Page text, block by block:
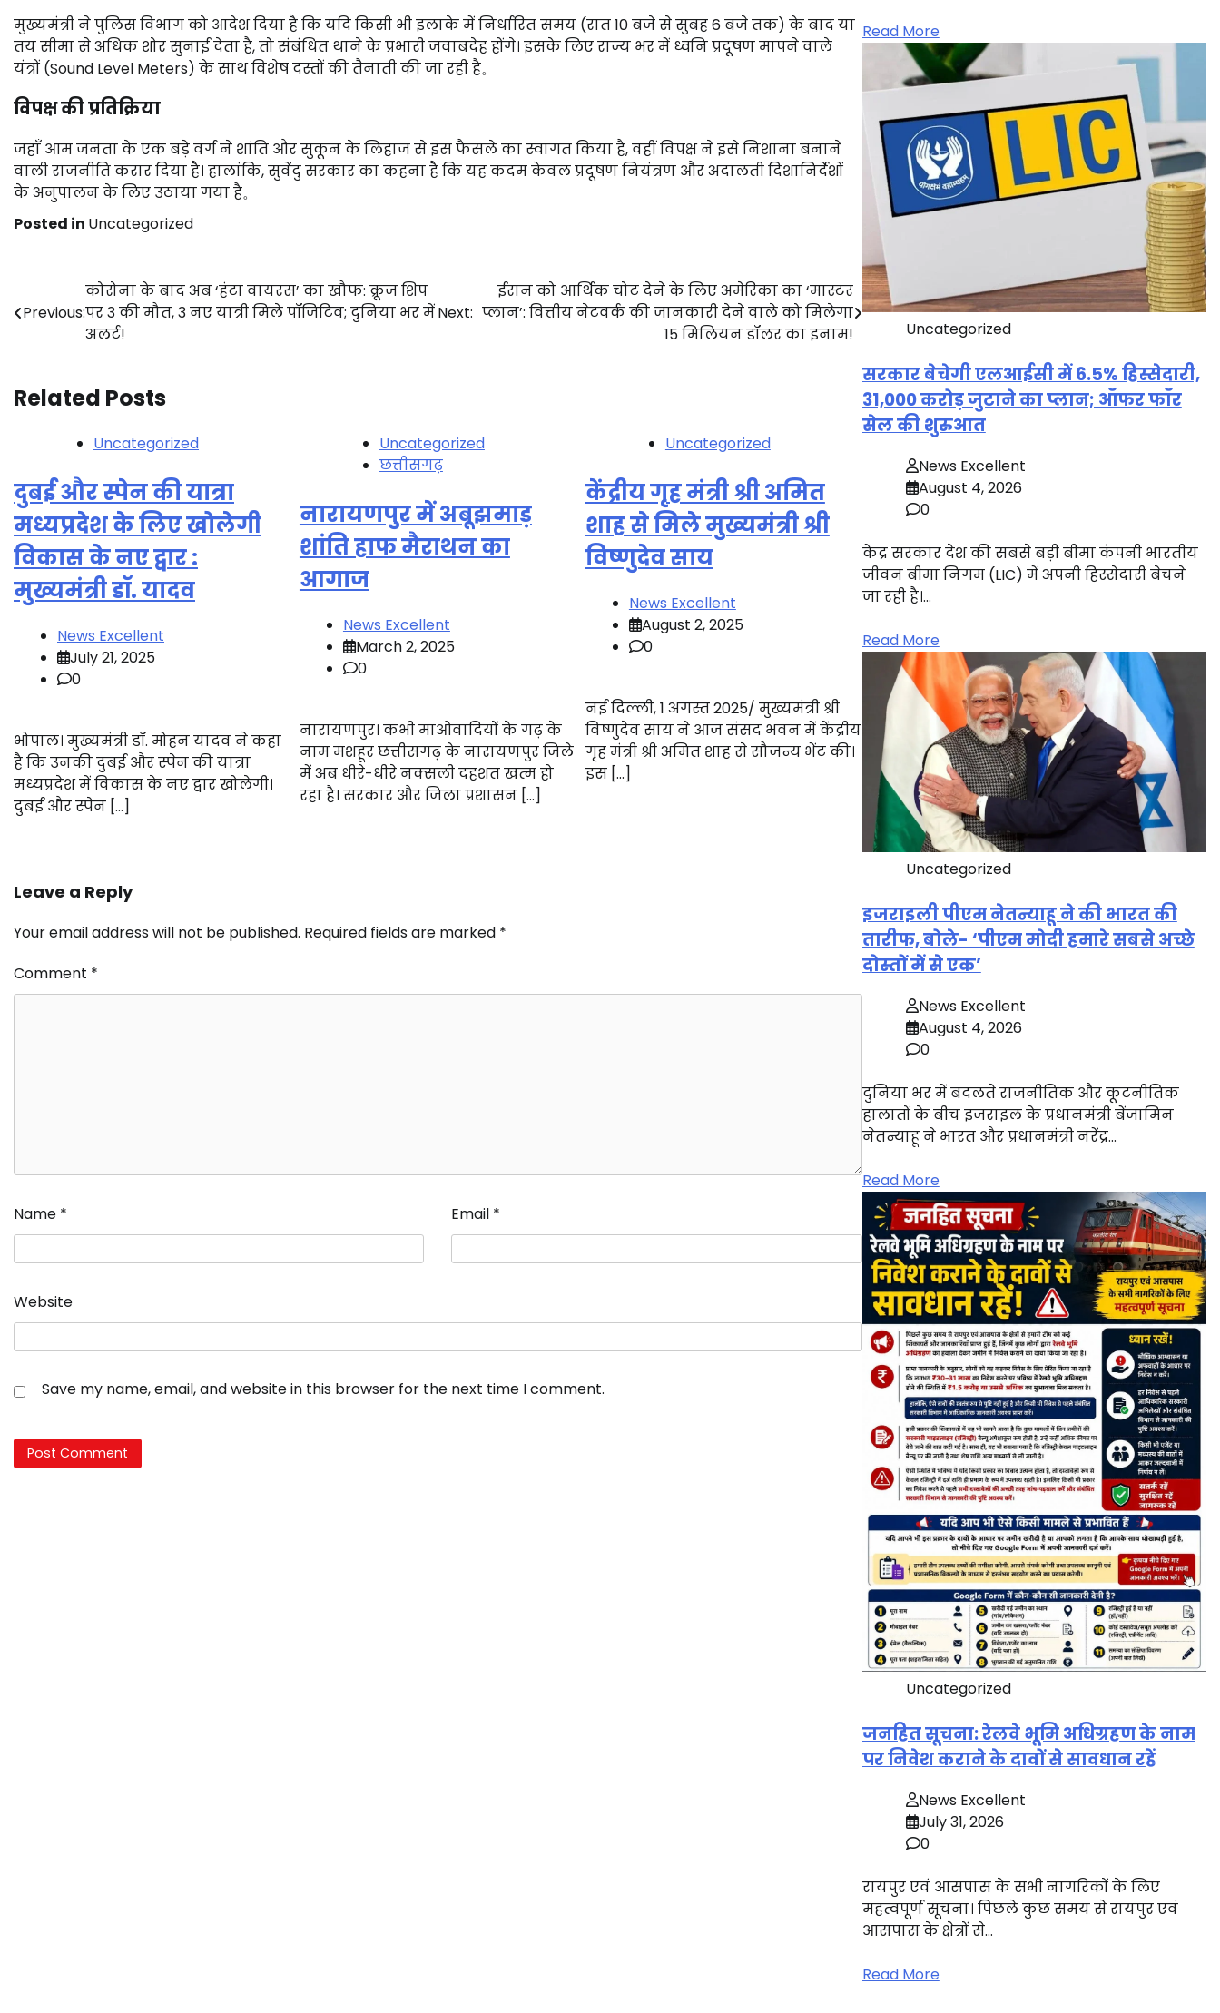
मुख्यमंत्री ने पुलिस विभाग को आदेश दिया है कि यदि किसी भी इलाके में निर्धारित समय (रात 10 बजे से सुबह 6 बजे तक) के बाद या
तय सीमा से अधिक शोर सुनाई देता है, तो संबंधित थाने के प्रभारी जवाबदेह होंगे। इसके लिए राज्य भर में ध्वनि प्रदूषण मापने वाले
यंत्रों (Sound Level Meters) के साथ विशेष दस्तों की तैनाती की जा रही है。
विपक्ष की प्रतिक्रिया
जहाँ आम जनता के एक बड़े वर्ग ने शांति और सुकून के लिहाज से इस फैसले का स्वागत किया है, वहीं विपक्ष ने इसे निशाना बनाने
वाली राजनीति करार दिया है। हालांकि, सुवेंदु सरकार का कहना है कि यह कदम केवल प्रदूषण नियंत्रण और अदालती दिशानिर्देशों
के अनुपालन के लिए उठाया गया है。
Posted in Uncategorized
navigation
Previous:
कोरोना के बाद अब ‘हंटा वायरस’ का खौफ: क्रूज शिप
पर 3 की मौत, 3 नए यात्री मिले पॉजिटिव; दुनिया भर में
अलर्ट!
Next:
ईरान को आर्थिक चोट देने के लिए अमेरिका का ‘मास्टर
प्लान’: वित्तीय नेटवर्क की जानकारी देने वाले को मिलेगा
15 मिलियन डॉलर का इनाम!
Related Posts
Uncategorized
दुबई और स्पेन की यात्रा
मध्यप्रदेश के लिए खोलेगी
विकास के नए द्वार :
मुख्यमंत्री डॉ. यादव
News Excellent
July 21, 2025
0
भोपाल। मुख्यमंत्री डॉ. मोहन यादव ने कहा
है कि उनकी दुबई और स्पेन की यात्रा
मध्यप्रदेश में विकास के नए द्वार खोलेगी।
दुबई और स्पेन […]
Uncategorized
छत्तीसगढ़
नारायणपुर में अबूझमाड़
शांति हाफ मैराथन का
आगाज
News Excellent
March 2, 2025
0
नारायणपुर। कभी माओवादियों के गढ़ के
नाम मशहूर छत्तीसगढ़ के नारायणपुर जिले
में अब धीरे-धीरे नक्सली दहशत खत्म हो
रहा है। सरकार और जिला प्रशासन […]
Uncategorized
केंद्रीय गृह मंत्री श्री अमित
शाह से मिले मुख्यमंत्री श्री
विष्णुदेव साय
News Excellent
August 2, 2025
0
नई दिल्ली, 1 अगस्त 2025/ मुख्यमंत्री श्री
विष्णुदेव साय ने आज संसद भवन में केंद्रीय
गृह मंत्री श्री अमित शाह से सौजन्य भेंट की।
इस […]
Leave a Reply
Your email address will not be published. Required fields are marked *
Comment *
Name * Email *
Website
Save my name, email, and website in this browser for the next time I comment.
Read More
Uncategorized
सरकार बेचेगी एलआईसी में 6.5% हिस्सेदारी,
31,000 करोड़ जुटाने का प्लान; ऑफर फॉर
सेल की शुरुआत
News Excellent
August 4, 2026
0
केंद्र सरकार देश की सबसे बड़ी बीमा कंपनी भारतीय
जीवन बीमा निगम (LIC) में अपनी हिस्सेदारी बेचने
जा रही है।…
Read More
Uncategorized
इजराइली पीएम नेतन्याहू ने की भारत की
तारीफ, बोले- ‘पीएम मोदी हमारे सबसे अच्छे
दोस्तों में से एक’
News Excellent
August 4, 2026
0
दुनिया भर में बदलते राजनीतिक और कूटनीतिक
हालातों के बीच इजराइल के प्रधानमंत्री बेंजामिन
नेतन्याहू ने भारत और प्रधानमंत्री नरेंद्र…
Read More
Uncategorized
जनहित सूचना: रेलवे भूमि अधिग्रहण के नाम
पर निवेश कराने के दावों से सावधान रहें
News Excellent
July 31, 2026
0
रायपुर एवं आसपास के सभी नागरिकों के लिए
महत्वपूर्ण सूचना। पिछले कुछ समय से रायपुर एवं
आसपास के क्षेत्रों से…
Read More